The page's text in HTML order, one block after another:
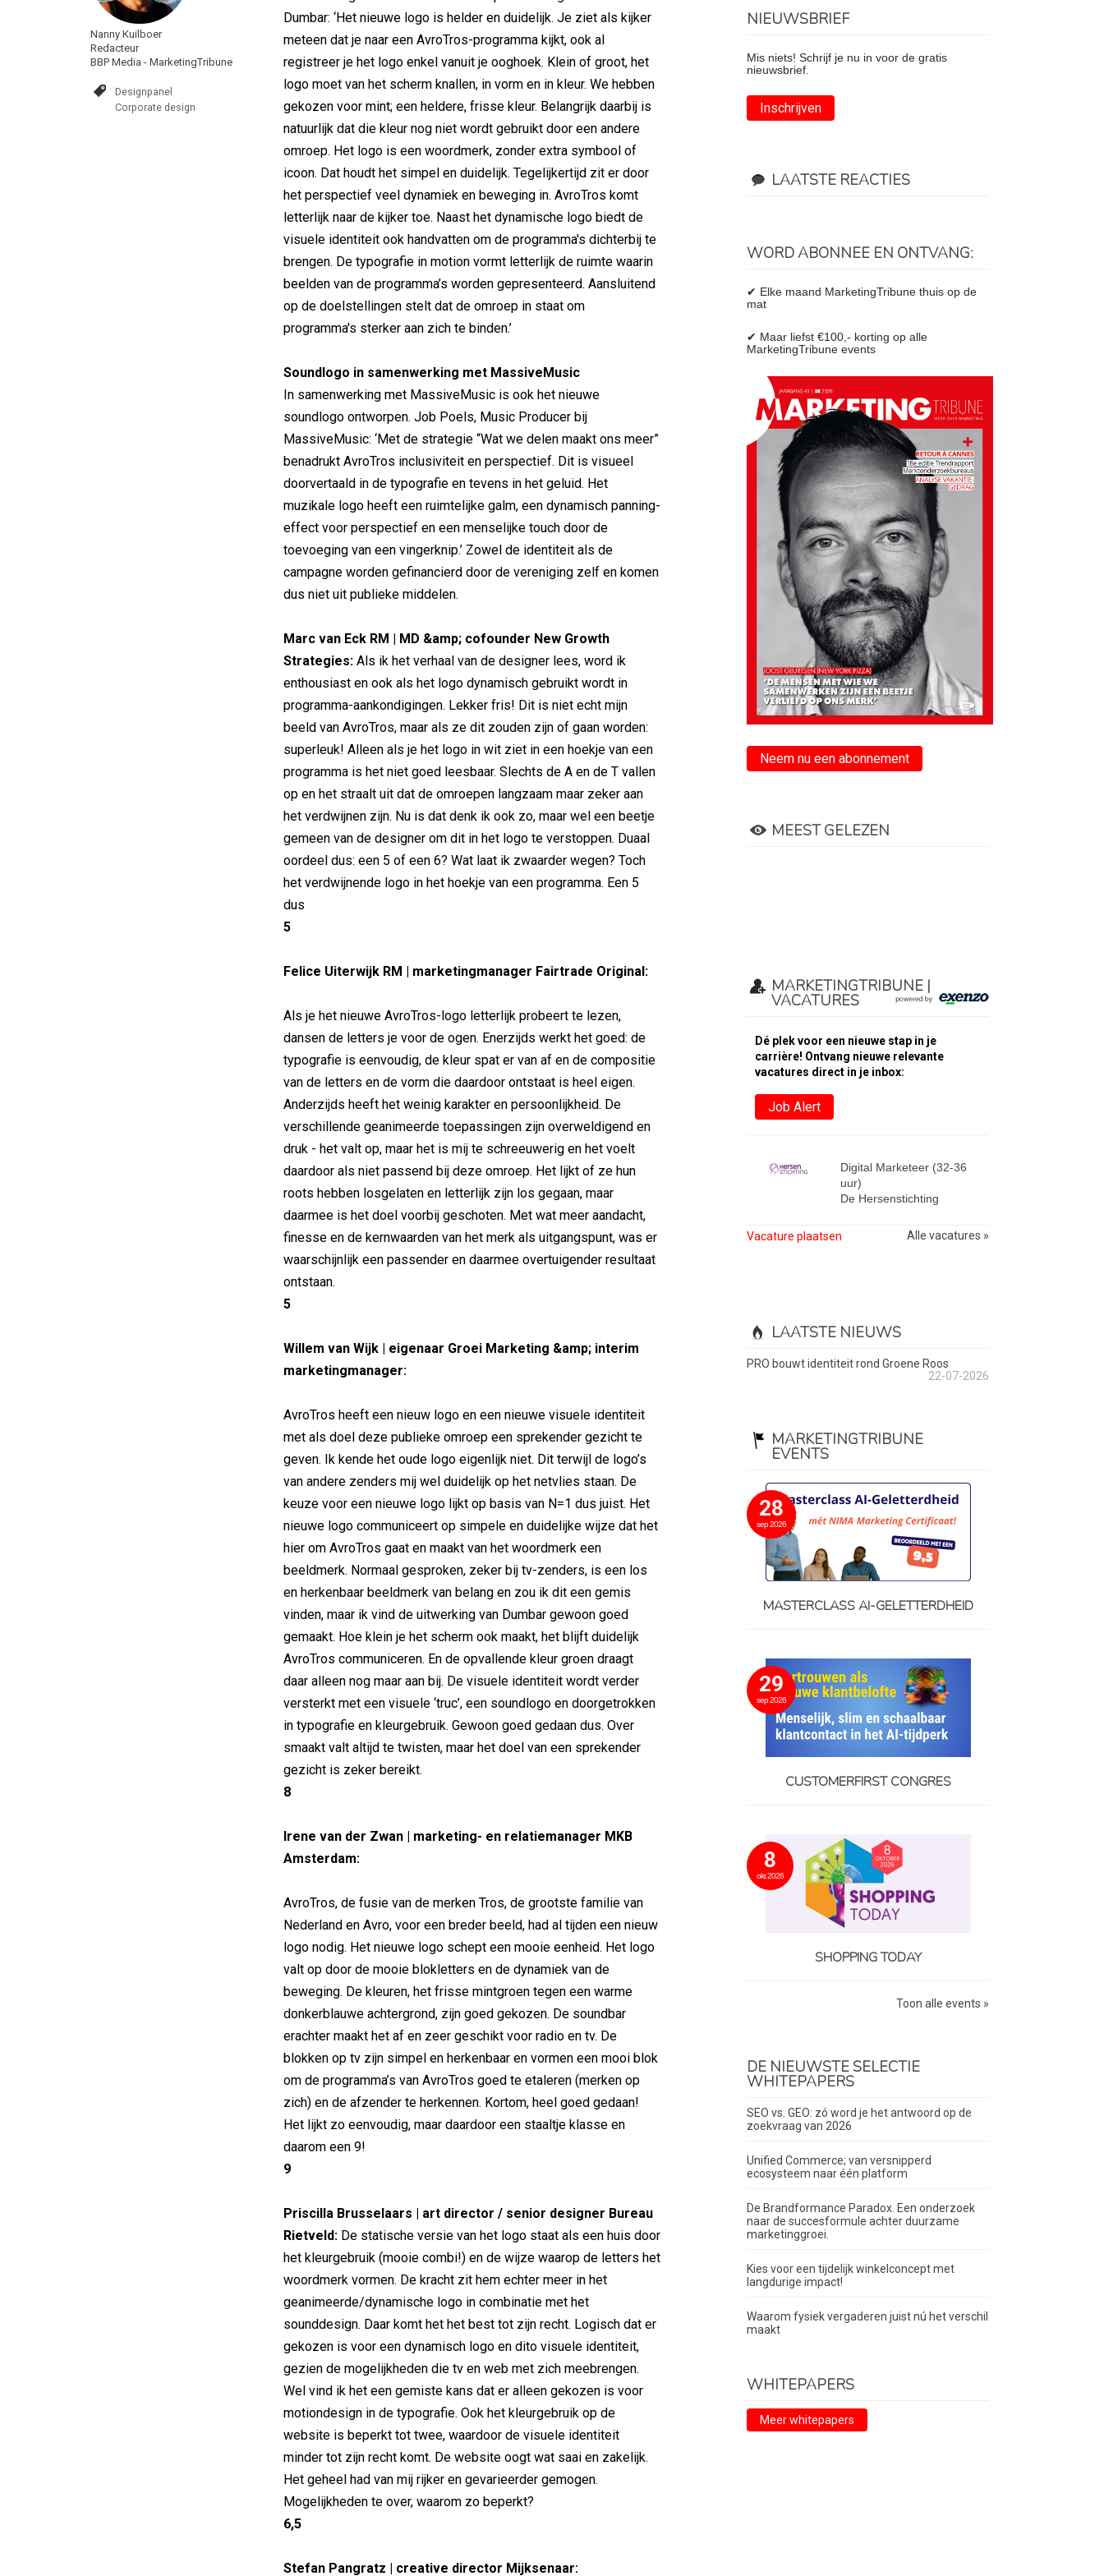
Nanny Kuilboer
Redacteur
BBP Media - MarketingTribune
Designpanel
Corporate design
Dumbar: ‘Het nieuwe logo is helder en duidelijk. Je ziet als kijker
meteen dat je naar een AvroTros-programma kijkt, ook al
registreer je het logo enkel vanuit je ooghoek. Klein of groot, het
logo moet van het scherm knallen, in vorm en in kleur. We hebben
gekozen voor mint; een heldere, frisse kleur. Belangrijk daarbij is
natuurlijk dat die kleur nog niet wordt gebruikt door een andere
omroep. Het logo is een woordmerk, zonder extra symbool of
icoon. Dat houdt het simpel en duidelijk. Tegelijkertijd zit er door
het perspectief veel dynamiek en beweging in. AvroTros komt
letterlijk naar de kijker toe. Naast het dynamische logo biedt de
visuele identiteit ook handvatten om de programma's dichterbij te
brengen. De typografie in motion vormt letterlijk de ruimte waarin
beelden van de programma’s worden gepresenteerd. Aansluitend
op de doelstellingen stelt dat de omroep in staat om
programma's sterker aan zich te binden.’
Soundlogo in samenwerking met MassiveMusic
In samenwerking met MassiveMusic is ook het nieuwe
soundlogo ontworpen. Job Poels, Music Producer bij
MassiveMusic: ‘Met de strategie “Wat we delen maakt ons meer”
benadrukt AvroTros inclusiviteit en perspectief. Dit is visueel
doorvertaald in de typografie en tevens in het geluid. Het
muzikale logo heeft een ruimtelijke galm, een dynamisch panning-
effect voor perspectief en een menselijke touch door de
toevoeging van een vingerknip.’ Zowel de identiteit als de
campagne worden gefinancierd door de vereniging zelf en komen
dus niet uit publieke middelen.
Marc van Eck RM | MD &amp; cofounder New Growth
Strategies: Als ik het verhaal van de designer lees, word ik
enthousiast en ook als het logo dynamisch gebruikt wordt in
programma-aankondigingen. Lekker fris! Dit is niet echt mijn
beeld van AvroTros, maar als ze dit zouden zijn of gaan worden:
superleuk! Alleen als je het logo in wit ziet in een hoekje van een
programma is het niet goed leesbaar. Slechts de A en de T vallen
op en het straalt uit dat de omroepen langzaam maar zeker aan
het verdwijnen zijn. Nu is dat denk ik ook zo, maar wel een beetje
gemeen van de designer om dit in het logo te verstoppen. Duaal
oordeel dus: een 5 of een 6? Wat laat ik zwaarder wegen? Toch
het verdwijnende logo in het hoekje van een programma. Een 5
dus
5
Felice Uiterwijk RM | marketingmanager Fairtrade Original:
Als je het nieuwe AvroTros-logo letterlijk probeert te lezen,
dansen de letters je voor de ogen. Enerzijds werkt het goed: de
typografie is eenvoudig, de kleur spat er van af en de compositie
van de letters en de vorm die daardoor ontstaat is heel eigen.
Anderzijds heeft het weinig karakter en persoonlijkheid. De
verschillende geanimeerde toepassingen zijn overweldigend en
druk - het valt op, maar het is mij te schreeuwerig en het voelt
daardoor als niet passend bij deze omroep. Het lijkt of ze hun
roots hebben losgelaten en letterlijk zijn los gegaan, maar
daarmee is het doel voorbij geschoten. Met wat meer aandacht,
finesse en de kernwaarden van het merk als uitgangspunt, was er
waarschijnlijk een passender en daarmee overtuigender resultaat
ontstaan.
5
Willem van Wijk | eigenaar Groei Marketing &amp; interim
marketingmanager:
AvroTros heeft een nieuw logo en een nieuwe visuele identiteit
met als doel deze publieke omroep een sprekender gezicht te
geven. Ik kende het oude logo eigenlijk niet. Dit terwijl de logo’s
van andere zenders mij wel duidelijk op het netvlies staan. De
keuze voor een nieuwe logo lijkt op basis van N=1 dus juist. Het
nieuwe logo communiceert op simpele en duidelijke wijze dat het
hier om AvroTros gaat en maakt van het woordmerk een
beeldmerk. Normaal gesproken, zeker bij tv-zenders, is een los
en herkenbaar beeldmerk van belang en zou ik dit een gemis
vinden, maar ik vind de uitwerking van Dumbar gewoon goed
gemaakt. Hoe klein je het scherm ook maakt, het blijft duidelijk
AvroTros communiceren. En de opvallende kleur groen draagt
daar alleen nog maar aan bij. De visuele identiteit wordt verder
versterkt met een visuele ‘truc’, een soundlogo en doorgetrokken
in typografie en kleurgebruik. Gewoon goed gedaan dus. Over
smaakt valt altijd te twisten, maar het doel van een sprekender
gezicht is zeker bereikt.
8
Irene van der Zwan | marketing- en relatiemanager MKB
Amsterdam:
AvroTros, de fusie van de merken Tros, de grootste familie van
Nederland en Avro, voor een breder beeld, had al tijden een nieuw
logo nodig. Het nieuwe logo schept een mooie eenheid. Het logo
valt op door de mooie blokletters en de dynamiek van de
beweging. De kleuren, het frisse mintgroen tegen een warme
donkerblauwe achtergrond, zijn goed gekozen. De soundbar
erachter maakt het af en zeer geschikt voor radio en tv. De
blokken op tv zijn simpel en herkenbaar en vormen een mooi blok
om de programma’s van AvroTros goed te etaleren (merken op
zich) en de afzender te herkennen. Kortom, heel goed gedaan!
Het lijkt zo eenvoudig, maar daardoor een staaltje klasse en
daarom een 9!
9
Priscilla Brusselaars | art director / senior designer Bureau
Rietveld: De statische versie van het logo staat als een huis door
het kleurgebruik (mooie combi!) en de wijze waarop de letters het
woordmerk vormen. De kracht zit hem echter meer in het
geanimeerde/dynamische logo in combinatie met het
sounddesign. Daar komt het het best tot zijn recht. Logisch dat er
gekozen is voor een dynamisch logo en dito visuele identiteit,
gezien de mogelijkheden die tv en web met zich meebrengen.
Wel vind ik het een gemiste kans dat er alleen gekozen is voor
motiondesign in de typografie. Ook het kleurgebruik op de
website is beperkt tot twee, waardoor de visuele identiteit
minder tot zijn recht komt. De website oogt wat saai en zakelijk.
Het geheel had van mij rijker en gevarieerder gemogen.
Mogelijkheden te over, waarom zo beperkt?
6,5
Stefan Pangratz | creative director Mijksenaar:
NIEUWSBRIEF
Mis niets! Schrijf je nu in voor de gratis
nieuwsbrief.
Inschrijven
LAATSTE REACTIES
WORD ABONNEE EN ONTVANG:
✔ Elke maand MarketingTribune thuis op de
mat
✔ Maar liefst €100,- korting op alle
MarketingTribune events
Neem nu een abonnement
MEEST GELEZEN
MARKETINGTRIBUNE |
VACATURES
Dé plek voor een nieuwe stap in je
carrière! Ontvang nieuwe relevante
vacatures direct in je inbox:
Job Alert
Digital Marketeer (32-36
uur)
De Hersenstichting
Vacature plaatsen Alle vacatures »
LAATSTE NIEUWS
PRO bouwt identiteit rond Groene Roos
22-07-2026
MARKETINGTRIBUNE
EVENTS
28
sep 2026
MASTERCLASS AI-GELETTERDHEID
29
sep 2026
CUSTOMERFIRST CONGRES
8
okt 2026
SHOPPING TODAY
Toon alle events »
DE NIEUWSTE SELECTIE
WHITEPAPERS
SEO vs. GEO: zó word je het antwoord op de
zoekvraag van 2026
Unified Commerce; van versnipperd
ecosysteem naar één platform
De Brandformance Paradox. Een onderzoek
naar de succesformule achter duurzame
marketinggroei.
Kies voor een tijdelijk winkelconcept met
langdurige impact!
Waarom fysiek vergaderen juist nú het verschil
maakt
WHITEPAPERS
Meer whitepapers